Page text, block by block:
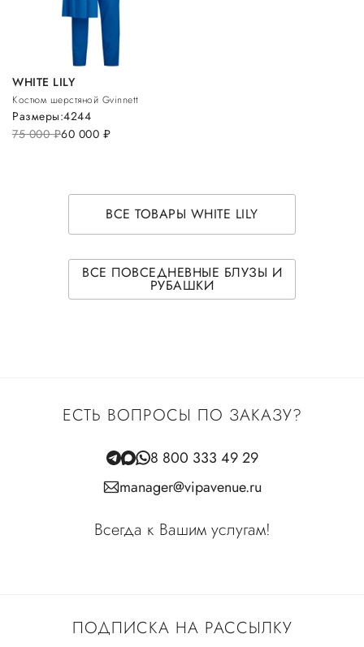
WHITE LILY
Костюм шерстяной Gvinnett
75 000руб.60 000 руб.
Размеры:4244
ВСЕ ТОВАРЫ WHITE LILY
ВСЕ ПОВСЕДНЕВНЫЕ БЛУЗЫ И
РУБАШКИ
ПОДПИСКА НА РАССЫЛКУ
ЕСТЬ ВОПРОСЫ ПО ЗАКАЗУ?
8 800 333 49 29
manager@vipavenue.ru
Всегда к Вашим услугам!